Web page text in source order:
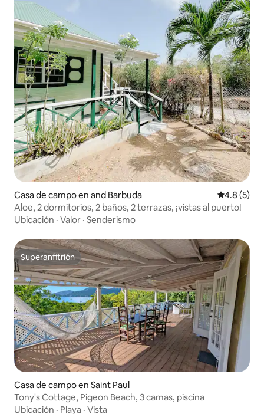
Casa de campo en and Barbuda
4.8 (5)
Aloe, 2 dormitorios, 2 baños, 2 terrazas, ¡vistas al puerto!
Ubicación · Valor · Senderismo
Superanfitrión
Superanfitrión
Casa de campo en Saint Paul
Tony's Cottage, Pigeon Beach, 3 camas, piscina
Ubicación · Playa · Vista